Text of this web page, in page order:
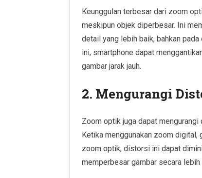
Keunggulan terbesar dari zoom
meskipun objek diperbesar. Ini
detail yang lebih baik, bahkan
ini, smartphone dapat
gambar jarak jauh.
2. Mengurangi
Zoom optik juga dapat
Ketika menggunakan zoom digital,
zoom optik, distorsi ini dapat
memperbesar gambar secara